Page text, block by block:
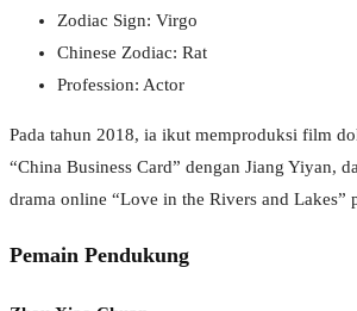
Zodiac Sign: Virgo
Chinese Zodiac: Rat
Profession: Actor
Pada tahun 2018, ia ikut memproduksi film
“China Business Card” dengan Jiang Yiyan,
drama online “Love in the Rivers and Lakes”
Pemain Pendukung